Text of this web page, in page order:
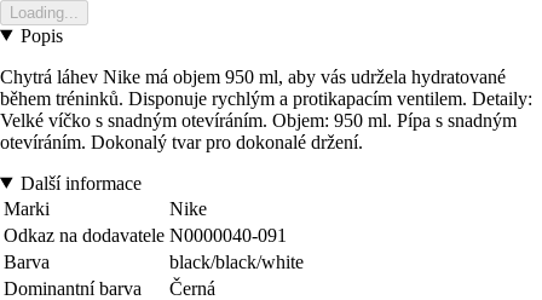
Loading...
Popis
Chytrá láhev Nike má objem 950 ml, aby vás udržela hydratované
během tréninků. Disponuje rychlým a protikapacím ventilem. Detaily:
Velké víčko s snadným otevíráním. Objem: 950 ml. Pípa s snadným
otevíráním. Dokonalý tvar pro dokonalé držení.
Další informace
Marki
Nike
Odkaz na dodavatele N0000040-091
Barva
black/black/white
Dominantní barva
Černá